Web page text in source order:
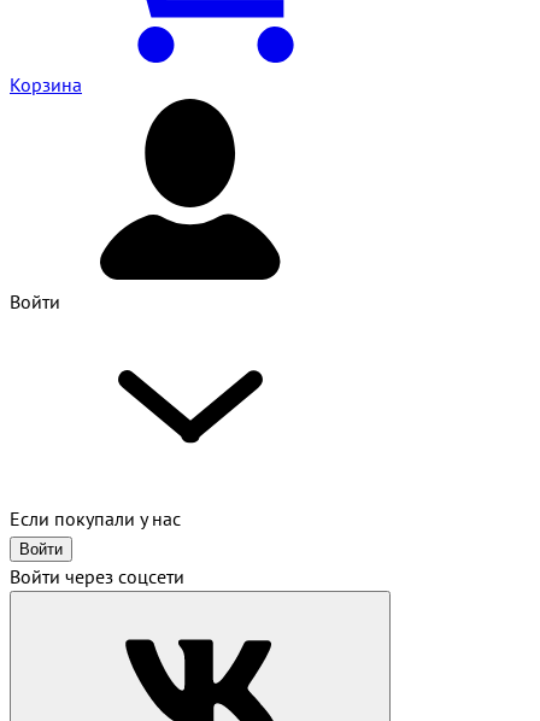
Корзина
Войти
Если покупали у нас
Войти
Войти через соцсети